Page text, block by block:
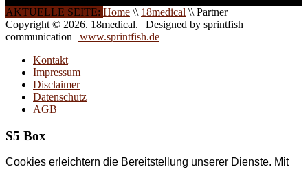
AKTUELLE SEITE: Home \\ 18medical \\ Partner
Copyright © 2026. 18medical. | Designed by sprintfish
communication | www.sprintfish.de
Kontakt
Impressum
Disclaimer
Datenschutz
AGB
S5 Box
Cookies erleichtern die Bereitstellung unserer Dienste. Mit